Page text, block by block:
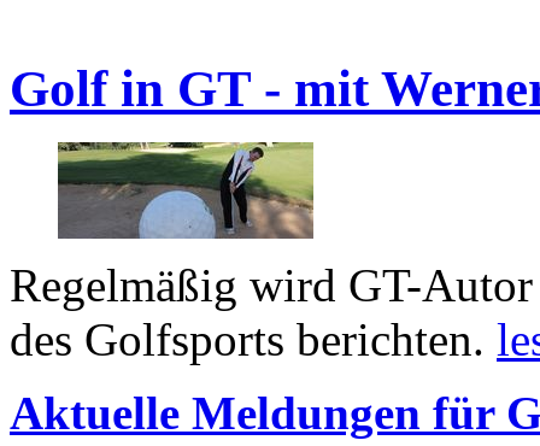
Golf in GT - mit
Regelmäßig wird GT-
des Golfsports berichten.
Aktuelle Meldungen für